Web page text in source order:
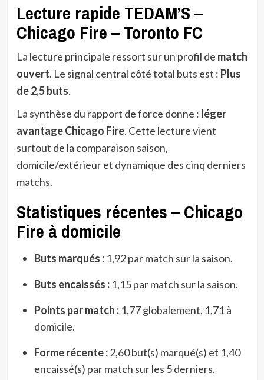
Lecture rapide TEDAM’S –
Chicago Fire – Toronto FC
La lecture principale ressort sur un profil de match
ouvert. Le signal central côté total buts est : Plus
de 2,5 buts.
La synthèse du rapport de force donne : léger
avantage Chicago Fire. Cette lecture vient
surtout de la comparaison saison,
domicile/extérieur et dynamique des cinq derniers
matchs.
Statistiques récentes – Chicago
Fire à domicile
Buts marqués :1,92 par match sur la saison.
Buts encaissés :1,15 par match sur la saison.
Points par match :1,77 globalement, 1,71 à
domicile.
Forme récente :2,60 but(s) marqué(s) et 1,40
encaissé(s) par match sur les 5 derniers.